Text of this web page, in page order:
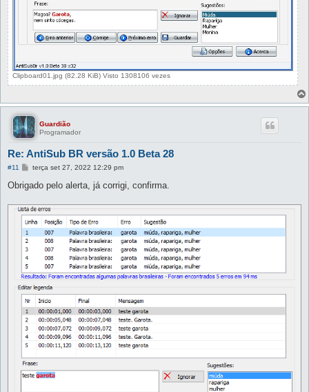
Clipboard01.jpg (82.28 KiB) Visto 1308106 vezes
Guardião
Programador
Re: AntiSub BR versão 1.0 Beta 28
#11
M
n
g
e
m
terça set 27, 2022 12:29 pm
Obrigado pelo alerta, já corrigi, confirma.